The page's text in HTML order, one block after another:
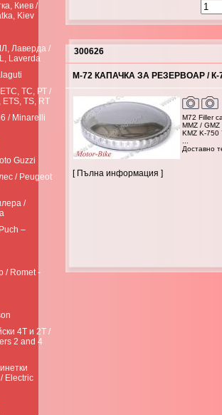
Киев /
Kiev
Лаверда /
Laverda
ТС, РТ /
ETS, TS, RT
/ Minarelli
Guzzi
/ Peugeot
/
–
/ Romet -
4Т и 2Т /
2 and 4
Electric
300626
М-72 КАПАЧКА ЗА РЕЗЕРВОАР / К-
M72 Filler
MMZ /
KMZ K-750
Доставно
[ Пълна информация ]